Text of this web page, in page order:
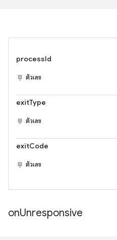
processId
ตัวเลข
exitType
ตัวเลข
exitCode
ตัวเลข
onUnresponsive